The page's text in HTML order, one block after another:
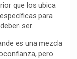
que los ubica
para
ser.
es una mezcla
pero